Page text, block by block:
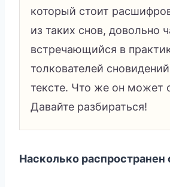
который стоит
из таких снов, довольно
встречающийся в
толкователей
тексте. Что же он может
Давайте разбираться!
Насколько распространен